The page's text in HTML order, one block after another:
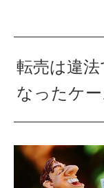
転売は違
なったケ